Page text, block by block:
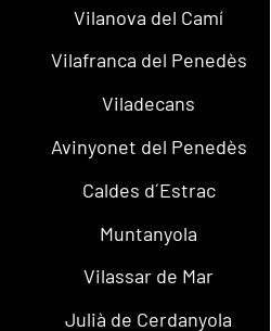
Vilanova del Camí
Vilafranca del Penedès
Viladecans
Avinyonet del Penedès
Caldes d´Estrac
Muntanyola
Vilassar de Mar
Julià de Cerdanyola